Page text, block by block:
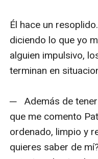
Él hace un
diciendo lo que yo
alguien impulsivo,
terminan en
─   Además de
que me comento
ordenado, limpio y
quieres saber de